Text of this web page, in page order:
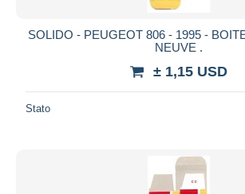
SOLIDO - PEUGEOT 806 - 1995 -
NEUVE .
± 1,15 USD
Stato